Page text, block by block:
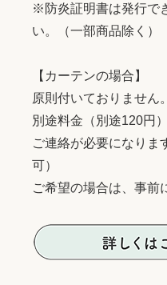
※防炎証明書は発行で
い。（一部商品除く）
【カーテンの場合】
原則付いておりません
別途料金（別途120円
ご連絡が必要になりま
可）
ご希望の場合は、事前